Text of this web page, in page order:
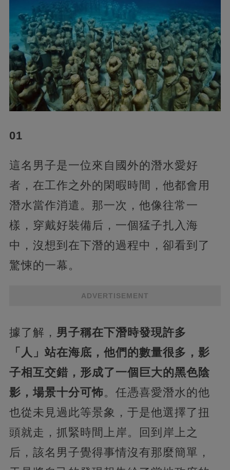
01
這名男子是一位來自國外的潛水愛好
者，在工作之外的閑暇時間，他都會用
潛水當作消遣。那一次，他像往常一
樣，穿戴好裝備后，一個猛子扎入海
中，沒想到在下潛的過程中，卻看到了
驚悚的一幕。
ADVERTISEMENT
據了解， 男子稱在下潛時發現許多
「人」站在海底，他們的數量很多，影
子相互交錯，形成了一個巨大的黑色陰
影，場景十分可怖。任憑喜愛潛水的他
也從未見過此等景象，于是他選擇了扭
頭就走，抓緊時間上岸。回到岸上之
后，該名男子覺得事情沒有那麼簡單，